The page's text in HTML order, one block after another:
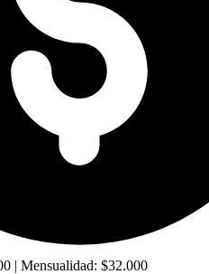
| Mensualidad: $32.000